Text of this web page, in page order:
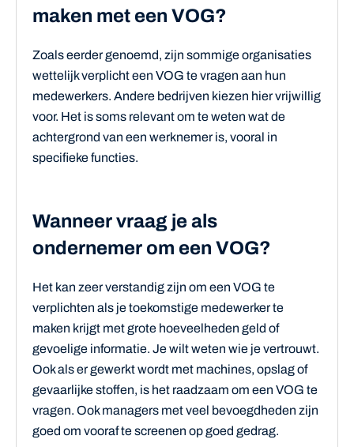
maken met een VOG?
Zoals eerder genoemd, zijn sommige organisaties
wettelijk verplicht een VOG te vragen aan hun
medewerkers. Andere bedrijven kiezen hier vrijwillig
voor. Het is soms relevant om te weten wat de
achtergrond van een werknemer is, vooral in
specifieke functies.
Wanneer vraag je als
ondernemer om een VOG?
Het kan zeer verstandig zijn om een VOG te
verplichten als je toekomstige medewerker te
maken krijgt met grote hoeveelheden geld of
gevoelige informatie. Je wilt weten wie je vertrouwt.
Ook als er gewerkt wordt met machines, opslag of
gevaarlijke stoffen, is het raadzaam om een VOG te
vragen. Ook managers met veel bevoegdheden zijn
goed om vooraf te screenen op goed gedrag.